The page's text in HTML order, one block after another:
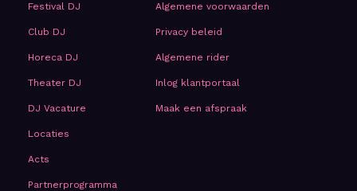
Festival DJ
Club DJ
Horeca DJ
Theater DJ
DJ Vacature
Locaties
Acts
Partnerprogramma
Algemene voorwaarden
Privacy beleid
Algemene rider
Inlog klantportaal
Maak een afspraak